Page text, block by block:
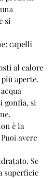
si
capelli
al calore
aperte.
gonfia, si
è la
avere
Se
superficie